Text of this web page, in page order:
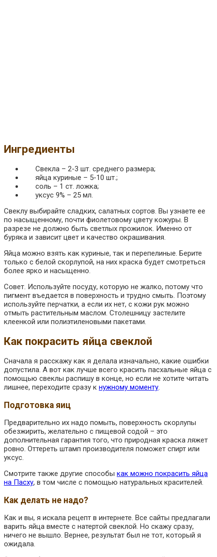
Ингредиенты
Свекла – 2-3 шт. среднего размера;
яйца куриные – 5-10 шт.;
соль – 1 ст. ложка;
уксус 9% – 25 мл.
Свеклу выбирайте сладких, салатных сортов. Вы узнаете ее
по насыщенному, почти фиолетовому цвету кожуры. В
разрезе не должно быть светлых прожилок. Именно от
буряка и зависит цвет и качество окрашивания.
Яйца можно взять как куриные, так и перепелиные. Берите
только с белой скорлупой, на них краска будет смотреться
более ярко и насыщенно.
Совет. Используйте посуду, которую не жалко, потому что
пигмент въедается в поверхность и трудно смыть. Поэтому
используйте перчатки, а если их нет, с кожи рук можно
отмыть растительным маслом. Столешницу застелите
клеенкой или полиэтиленовыми пакетами.
Как покрасить яйца свеклой
Сначала я расскажу как я делала изначально, какие ошибки
допустила. А вот как лучше всего красить пасхальные яйца с
помощью свеклы распишу в конце, но если не хотите читать
лишнее, переходите сразу к нужному моменту.
Подготовка яиц
Предварительно их надо помыть, поверхность скорлупы
обезжирить, желательно с пищевой содой – это
дополнительная гарантия того, что природная краска ляжет
ровно. Оттереть штамп производителя поможет спирт или
уксус.
Смотрите также другие способы как можно покрасить яйца
на Пасху, в том числе с помощью натуральных красителей.
Как делать не надо?
Как и вы, я искала рецепт в интернете. Все сайты предлагали
варить яйца вместе с натертой свеклой. Но скажу сразу,
ничего не вышло. Вернее, результат был не тот, который я
ожидала.